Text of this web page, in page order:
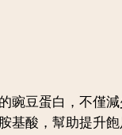
豌豆蛋白，不僅
基酸，幫助提升